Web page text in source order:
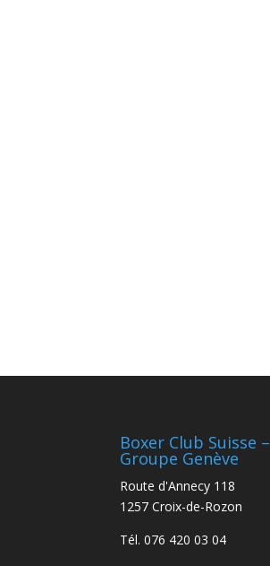
Boxer Club Suisse –
Groupe Genève
Route d'Annecy 118
1257 Croix-de-Rozon
Tél. 076 420 03 04